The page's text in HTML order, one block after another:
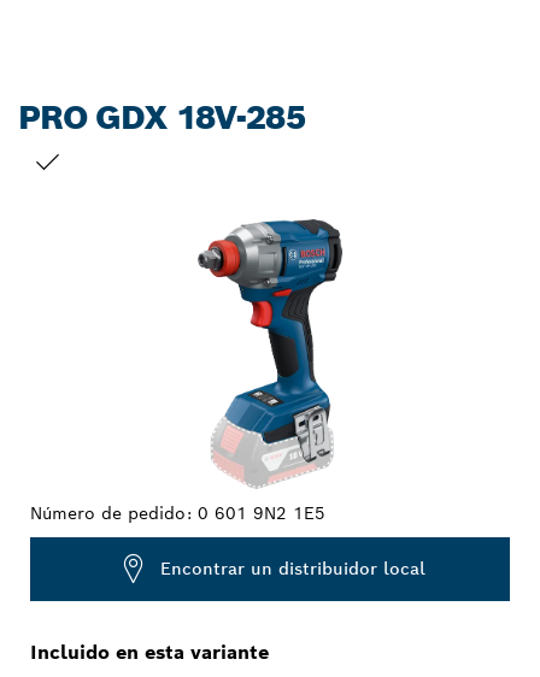
PRO GDX 18V-285
Número de pedido: 0 601 9N2 1E5
Encontrar un distribuidor local
Incluido en esta variante